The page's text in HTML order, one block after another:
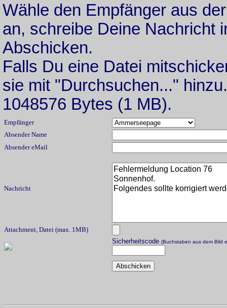
Wähle den Empfänger aus
an, schreibe Deine Nachricht
Abschicken.
Falls Du eine Datei
sie mit "Durchsuchen..."
1048576 Bytes (1 MB).
Empfänger
Absender Name
Absender eMail
Nachricht
Attachment, Datei (max. 1MB)
Sicherheitscode (Buchstaben aus dem Bild